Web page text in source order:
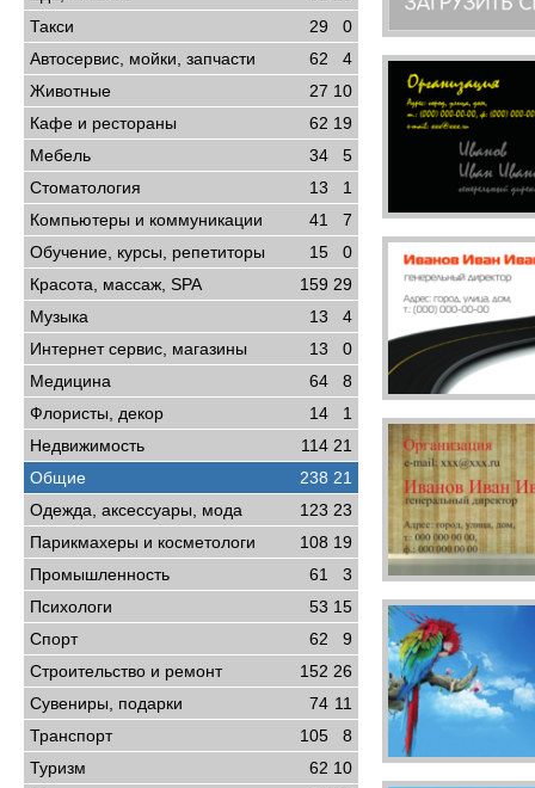
Такси
29
0
Автосервис, мойки, запчасти
62
4
Животные
27 10
Кафе и рестораны
62 19
Мебель
34
5
Стоматология
13
1
Компьютеры и коммуникации
41
7
Обучение, курсы, репетиторы
15
0
Красота, массаж, SPA
159 29
Музыка
13
4
Интернет сервис, магазины
13
0
Медицина
64
8
Флористы, декор
14
1
Недвижимость
114 21
Общие
238 21
Одежда, аксессуары, мода
123 23
Парикмахеры и косметологи
108 19
Промышленность
61
3
Психологи
53 15
Спорт
62
9
Строительство и ремонт
152 26
Сувениры, подарки
74 11
Транспорт
105
8
Туризм
62 10